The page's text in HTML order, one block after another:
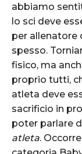
abbiamo
lo sci deve
per allenatore
spesso.
fisico, ma
proprio tutti,
atleta deve
sacrificio in
poter parlare
atleta.